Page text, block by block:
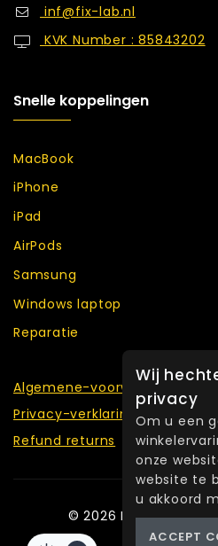
inf@fix-lab.nl
KVK Number : 85843202
Snelle koppelingen
MacBook
iPhone
iPad
AirPods
Samsung
Windows laptop
Reparatie
Algemene-voorwaarden
Privacy-verklaring
Refund returns
© 2026 Fixlab
Wij
privacy
Om u een
onze
website te
u akkoord
ACCEPT